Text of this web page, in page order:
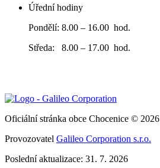
Úřední hodiny
Pondělí: 8.00 – 16.00 hod.
Středa: 8.00 – 17.00 hod.
Oficiální stránka obce Chocenice © 2026
Provozovatel Galileo Corporation s.r.o.
Poslední aktualizace: 31. 7. 2026